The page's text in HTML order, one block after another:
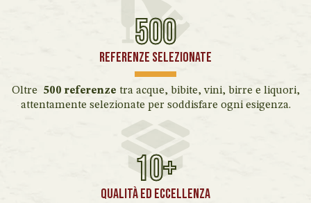
500
Referenze selezionate
Oltre 500 referenze tra acque, bibite, vini, birre e liquori,
attentamente selezionate per soddisfare ogni esigenza.
10+
QUALITÀ ED ECCELLENZA